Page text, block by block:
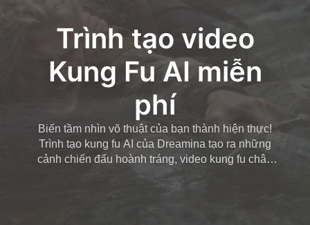
Trình tạo video
Kung Fu AI miễn
phí
Biến tầm nhìn võ thuật của bạn thành hiện thực!
Trình tạo kung fu AI của Dreamina tạo ra những
cảnh chiến đấu hoành tráng, video kung fu chân
thực và hiệu ứng AI trong vài phút. Giải phóng khả
năng sáng tạo của bạn với hành động kung fu tuyệt